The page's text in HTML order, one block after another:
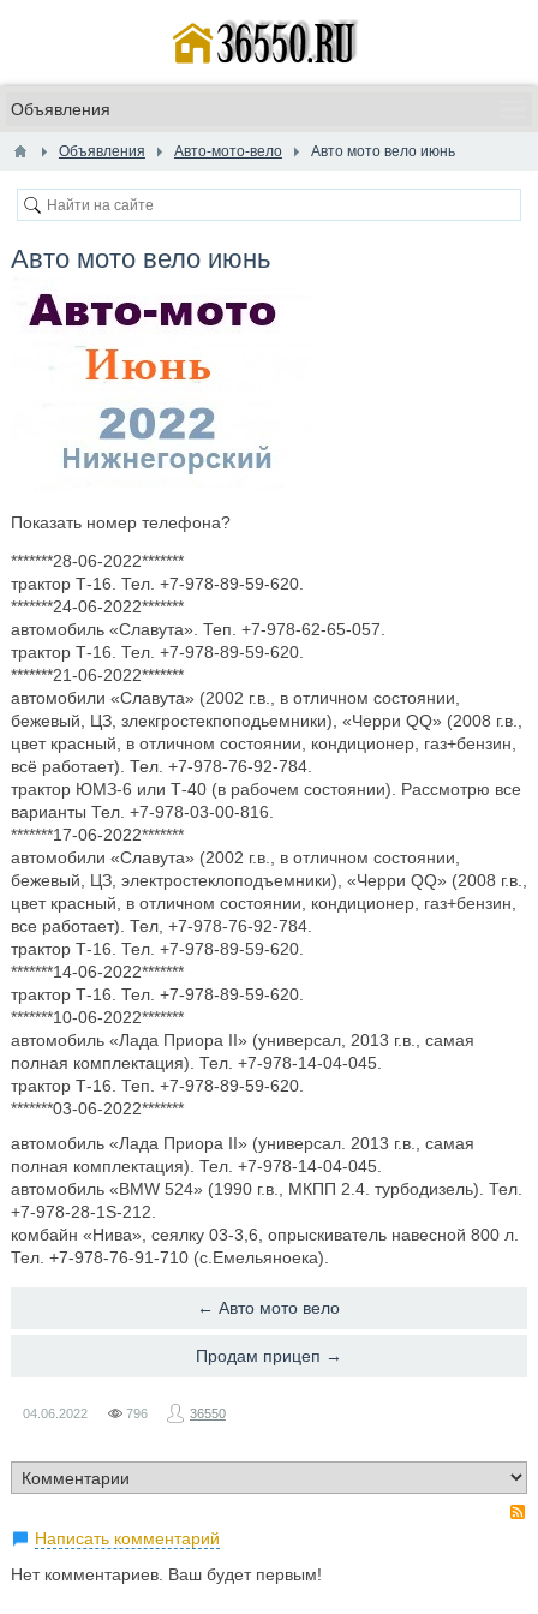
Объявления Авто-мото-вело Авто мото вело июнь
Авто мото вело июнь
Показать номер телефона?
*******28-06-2022*******
трактор Т-16. Тел. +7-978-89-59-620.
*******24-06-2022*******
автомобиль «Славута». Теп. +7-978-62-65-057.
трактор Т-16. Тел. +7-978-89-59-620.
*******21-06-2022*******
автомобили «Славута» (2002 г.в., в отличном состоянии,
бежевый, ЦЗ, злекгростекпоподьемники), «Черри QQ» (2008 г.в.,
цвет красный, в отличном состоянии, кондиционер, газ+бензин,
всё работает). Тел. +7-978-76-92-784.
трактор ЮМЗ-6 или Т-40 (в рабочем состоянии). Рассмотрю все
варианты Тел. +7-978-03-00-816.
*******17-06-2022*******
автомобили «Славута» (2002 г.в., в отличном состоянии,
бежевый, ЦЗ, электростеклоподъемники), «Черри QQ» (2008 г.в.,
цвет красный, в отличном состоянии, кондиционер, газ+бензин,
все работает). Тел, +7-978-76-92-784.
трактор Т-16. Тел. +7-978-89-59-620.
*******14-06-2022*******
трактор Т-16. Тел. +7-978-89-59-620.
*******10-06-2022*******
автомобиль «Лада Приора II» (универсал, 2013 г.в., самая
полная комплектация). Тел. +7-978-14-04-045.
трактор Т-16. Теп. +7-978-89-59-620.
*******03-06-2022*******
автомобиль «Лада Приора II» (универсал. 2013 г.в., самая
полная комплектация). Тел. +7-978-14-04-045.
автомобиль «BMW 524» (1990 г.в., МКПП 2.4. турбодизель). Тел.
+7-978-28-1S-212.
комбайн «Нива», сеялку 03-3,6, опрыскиватель навесной 800 л.
Тел. +7-978-76-91-710 (с.Емельяноека).
← Авто мото вело
​Продам прицеп →
04.06.2022 796 36550
Написать комментарий
Нет комментариев. Ваш будет первым!